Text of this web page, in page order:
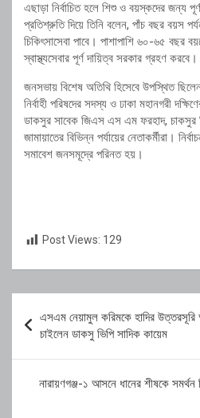
‎এছাড়া নির্বাচিত হলে শিশু ও বয়স্কদের জন্য
প্রতিশ্রুতি দিয়ে তিনি বলেন, পাঁচ বছর বয়স
চিকিৎসাসেবা পাবে। পাশাপাশি ৬০-৬৫ বছর
স্বাস্থ্যসেবার পূর্ণ দায়িত্ব সরকার গ্রহণ করবে।
‎জনসভায় বিশেষ অতিথি হিসেবে উপস্থিত ছিলেন
নির্বাহী পরিষদের সদস্য ও ঢাকা মহানগরী
ডাকসুর সাবেক জিএস এস এম ফরহাদ, চাকসুর
জামায়াতের বিভিন্ন পর্যায়ের নেতাকর্মীরা।
সমাবেশ জনসমূদ্রে পরিনত হয়।
Post Views: 129
navigation
এসএম নেয়ামুল করিমকে হাদির উত্তরসূরি
চাইলেন ডাকসু ভিপি সাদিক কায়েম
নারায়ণগঞ্জ-১ আসনে ধানের শীষকে সমর্থন